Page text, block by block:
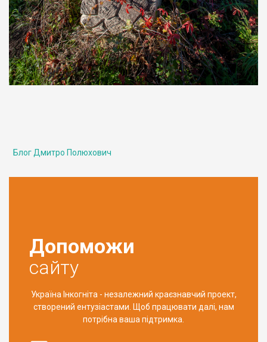
Блог Дмитро Полюхович
Допоможи
сайту
Україна Інкогніта - незалежний краєзнавчий проект,
створений ентузіастами. Щоб працювати далі, нам
потрібна ваша підтримка.